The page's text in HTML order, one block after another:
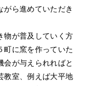
がら進めていただき
が普及していく方
町に窯を作っていた
会が与えられればと
教室、例えば大平地